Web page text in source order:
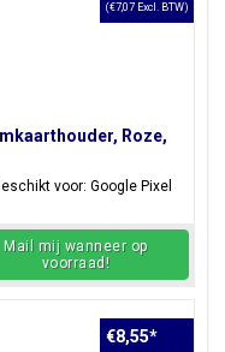
Roze,
voor: Google Pixel
(€7,07 Excl. BTW)
Mail mij wanneer op
voorraad!
€8,55*